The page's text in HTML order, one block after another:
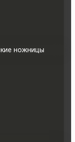
ножницы